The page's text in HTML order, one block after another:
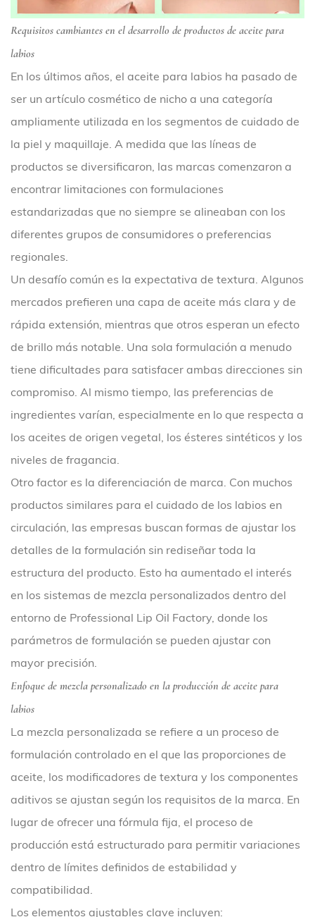
Requisitos cambiantes en el desarrollo de productos de aceite para
labios
En los últimos años, el aceite para labios ha pasado de
ser un artículo cosmético de nicho a una categoría
ampliamente utilizada en los segmentos de cuidado de
la piel y maquillaje. A medida que las líneas de
productos se diversificaron, las marcas comenzaron a
encontrar limitaciones con formulaciones
estandarizadas que no siempre se alineaban con los
diferentes grupos de consumidores o preferencias
regionales.
Un desafío común es la expectativa de textura. Algunos
mercados prefieren una capa de aceite más clara y de
rápida extensión, mientras que otros esperan un efecto
de brillo más notable. Una sola formulación a menudo
tiene dificultades para satisfacer ambas direcciones sin
compromiso. Al mismo tiempo, las preferencias de
ingredientes varían, especialmente en lo que respecta a
los aceites de origen vegetal, los ésteres sintéticos y los
niveles de fragancia.
Otro factor es la diferenciación de marca. Con muchos
productos similares para el cuidado de los labios en
circulación, las empresas buscan formas de ajustar los
detalles de la formulación sin rediseñar toda la
estructura del producto. Esto ha aumentado el interés
en los sistemas de mezcla personalizados dentro del
entorno de Professional Lip Oil Factory, donde los
parámetros de formulación se pueden ajustar con
mayor precisión.
Enfoque de mezcla personalizado en la producción de aceite para
labios
La mezcla personalizada se refiere a un proceso de
formulación controlado en el que las proporciones de
aceite, los modificadores de textura y los componentes
aditivos se ajustan según los requisitos de la marca. En
lugar de ofrecer una fórmula fija, el proceso de
producción está estructurado para permitir variaciones
dentro de límites definidos de estabilidad y
compatibilidad.
Los elementos ajustables clave incluyen: